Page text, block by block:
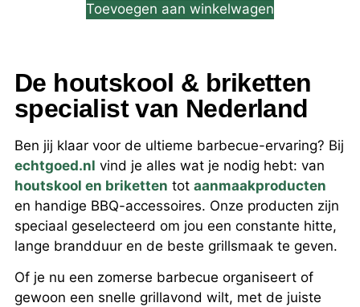
De houtskool & briketten
specialist van Nederland
Ben jij klaar voor de ultieme barbecue-ervaring? Bij
echtgoed.nl vind je alles wat je nodig hebt: van
houtskool en briketten tot aanmaakproducten
en handige BBQ-accessoires. Onze producten zijn
speciaal geselecteerd om jou een constante hitte,
lange brandduur en de beste grillsmaak te geven.
Of je nu een zomerse barbecue organiseert of
gewoon een snelle grillavond wilt, met de juiste
Toevoegen aan winkelwagen